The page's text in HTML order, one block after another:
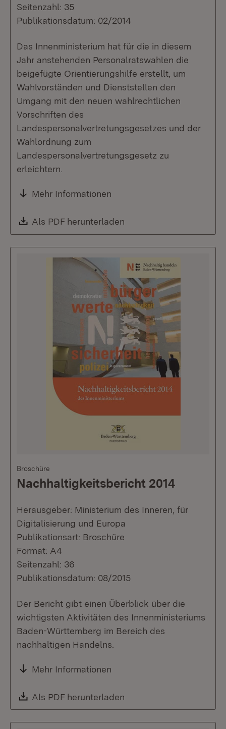
Seitenzahl: 35
Publikationsdatum: 02/2014
Das Innenministerium hat für die in diesem
Jahr anstehenden Personalratswahlen die
beigefügte Orientierungshilfe erstellt, um
Wahlvorständen und Dienststellen den
Umgang mit den neuen wahlrechtlichen
Vorschriften des
Landespersonalvertretungsgesetzes und der
Wahlordnung zum
Landespersonalvertretungsgesetz zu
erleichtern.
Mehr Informationen
Download:
Als PDF herunterladen
Broschüre
Nachhaltigkeitsbericht 2014
Herausgeber: Ministerium des Inneren, für
Digitalisierung und Europa
Publikationsart: Broschüre
Format: A4
Seitenzahl: 36
Publikationsdatum: 08/2015
Der Bericht gibt einen Überblick über die
wichtigsten Aktivitäten des Innenministeriums
Baden-Württemberg im Bereich des
nachhaltigen Handelns.
Mehr Informationen
Download:
Als PDF herunterladen